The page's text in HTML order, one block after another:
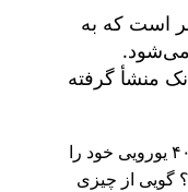
است که به
می‌شود.
منشأ گرفته
گویی از چیزی